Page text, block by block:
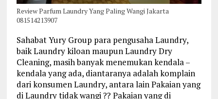
Review Parfum Laundry Yang Paling Wangi Jakarta
081514213907
Sahabat Yury Group para pengusaha Laundry,
baik Laundry kiloan maupun Laundry Dry
Cleaning, masih banyak menemukan kendala –
kendala yang ada, diantaranya adalah komplain
dari konsumen Laundry, antara lain Pakaian yang
di Laundry tidak wangi ?? Pakaian yang di